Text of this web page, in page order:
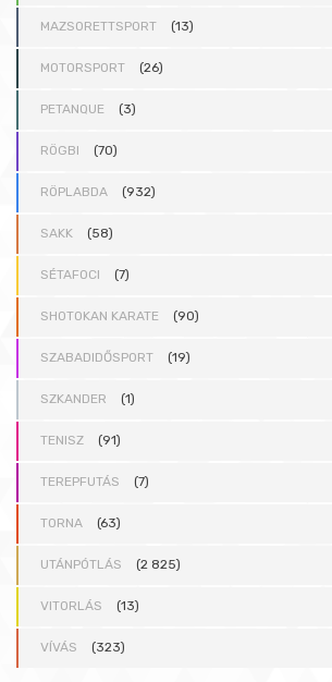
MAZSORETTSPORT (13)
MOTORSPORT (26)
PETANQUE (3)
RÖGBI (70)
RÖPLABDA (932)
SAKK (58)
SÉTAFOCI (7)
SHOTOKAN KARATE (90)
SZABADIDŐSPORT (19)
SZKANDER (1)
TENISZ (91)
TEREPFUTÁS (7)
TORNA (63)
UTÁNPÓTLÁS (2 825)
VITORLÁS (13)
VÍVÁS (323)